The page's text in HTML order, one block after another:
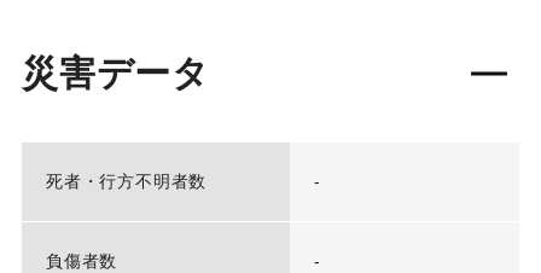
災害データ
死者・行方不明者数 -
負傷者数 -